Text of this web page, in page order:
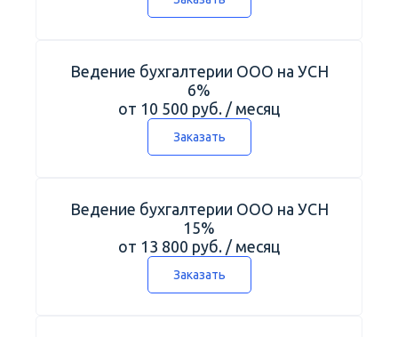
Ведение бухгалтерии ООО на УСН
6%
от 10 500 руб. / месяц
Заказать
Ведение бухгалтерии ООО на УСН
15%
от 13 800 руб. / месяц
Заказать